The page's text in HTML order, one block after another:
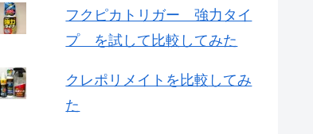
フクピカトリガー 強力タイ
プ を試して比較してみた
クレポリメイトを比較してみ
た